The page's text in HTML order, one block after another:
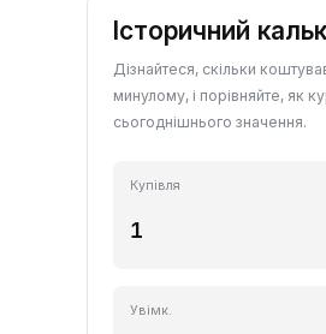
Історичний
Дізнайтеся, скільки
минулому, і порівняйте, як
сьогоднішнього значення.
Купівля
Увімк.